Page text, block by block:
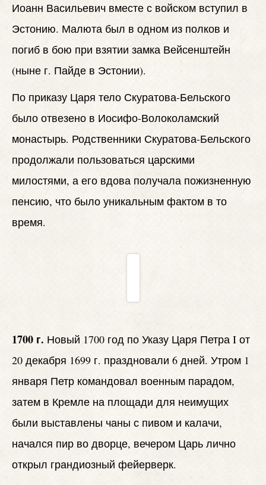
Иоанн Васильевич вместе с войском вступил в
Эстонию. Малюта был в одном из полков и
погиб в бою при взятии замка Вейсенштейн
(ныне г. Пайде в Эстонии).
По приказу Царя тело Скуратова-Бельского
было отвезено в Иосифо-Волоколамский
монастырь. Родственники Скуратова-Бельского
продолжали пользоваться царскими
милостями, а его вдова получала пожизненную
пенсию, что было уникальным фактом в то
время.
1700 г. Новый 1700 год по Указу Царя Петра I от
20 декабря 1699 г. праздновали 6 дней. Утром 1
января Петр командовал военным парадом,
затем в Кремле на площади для неимущих
были выставлены чаны с пивом и калачи,
начался пир во дворце, вечером Царь лично
открыл грандиозный фейерверк.